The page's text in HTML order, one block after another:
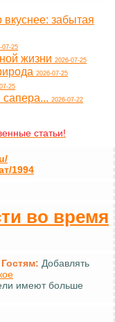
забытая
07-25
жизни 2026-07-25
2026-07-25
25
2026-07-22
статьи!
1994
во время
Гостям: Добавлять
имеют больше